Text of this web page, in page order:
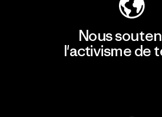
Nous
l'activisme de